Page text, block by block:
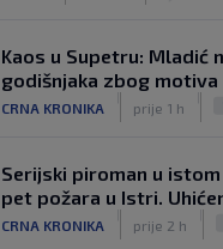
Kaos u Supetru: Mladić
godišnjaka zbog motiva
CRNA KRONIKA prije 1 h
Serijski piroman u
pet požara u Istri.
CRNA KRONIKA prije 2 h